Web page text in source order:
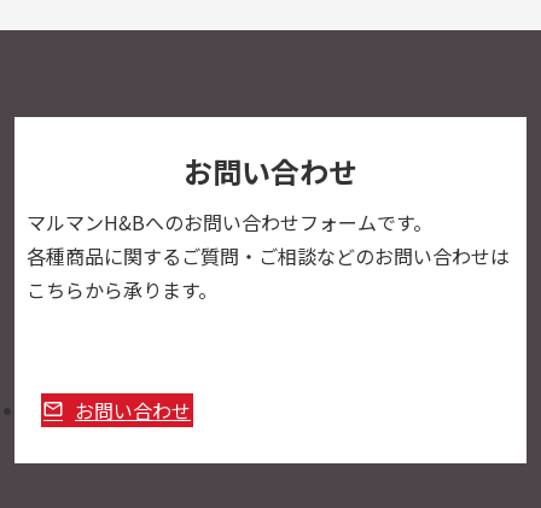
お問い合わせ
マルマンH&Bへのお問い合わせフォームです。
各種商品に関するご質問・ご相談などのお問い合わせは
こちらから承ります。
お問い合わせ